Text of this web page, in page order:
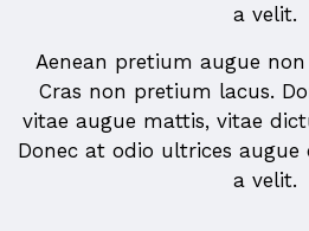
a velit.
Aenean pretium augue
Cras non pretium lacus.
vitae augue mattis, vitae
Donec at odio ultrices
a velit.